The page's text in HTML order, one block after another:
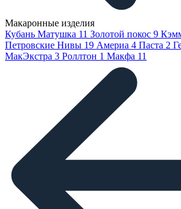
Макаронные изделия
Кубань Матушка 11 Золотой покос 9
Петровские Нивы 19 Америа 4 Паста 2
МакЭкстра 3 Роллтон 1 Макфа 11